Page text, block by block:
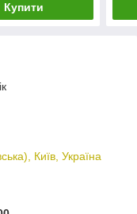
Купити
Київ, Україна